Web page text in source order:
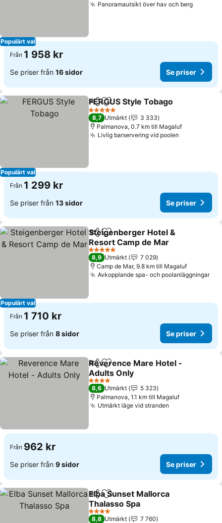
Populärt val
Panoramautsikt över hav och bergSe
Från 1 958 kr
Se priser från 16 sidor Se priser
Populärt val
Dela Lägg till i Mina Favoriter
FERGUS Style Tobago
5 Stjärnor
8,7 Utmärkt
3 333
Palmanova, 0.7 km till Magaluf
Livlig barservering vid poolen
Från 1 299 kr
Se priser från 13 sidor Se priser
Populärt val
Dela Lägg till i Mina Favoriter
Steigenberger Hotel &
Resort Camp de Mar
Se priser
5 Stjärnor
8,9 Utmärkt
7 029
Camp de Mar, 9.8 km till Magaluf
Avkopplande spa- och poolanläggningarSe
Från 1 710 kr
Se priser från 8 sidor Se priser
Dela Lägg till i Mina Favoriter
Reverence Mare Hotel -
Adults Only
Se priser
4 Stjärnor
8,6 Utmärkt
5 323
Palmanova, 1.1 km till Magaluf
Utmärkt läge vid stranden
Från 962 kr
Se priser från 9 sidor Se priser
Dela Lägg till i Mina Favoriter
Elba Sunset Mallorca
Thalasso Spa
Se priser
4 Stjärnor
8,8 Utmärkt
7 760